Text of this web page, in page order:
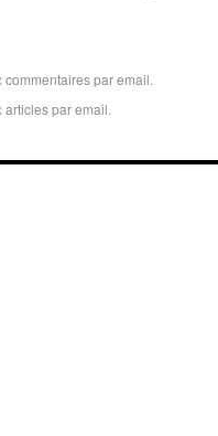
par email.
par email.